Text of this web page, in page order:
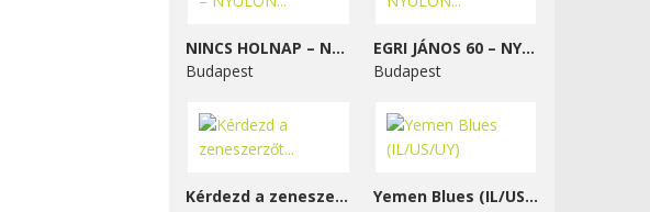
NINCS HOLNAP – NYÚLON...
Budapest
EGRI JÁNOS 60 – NYÚLON...
Budapest
Kérdezd a zeneszerzőt...
Yemen Blues (IL/US/UY)